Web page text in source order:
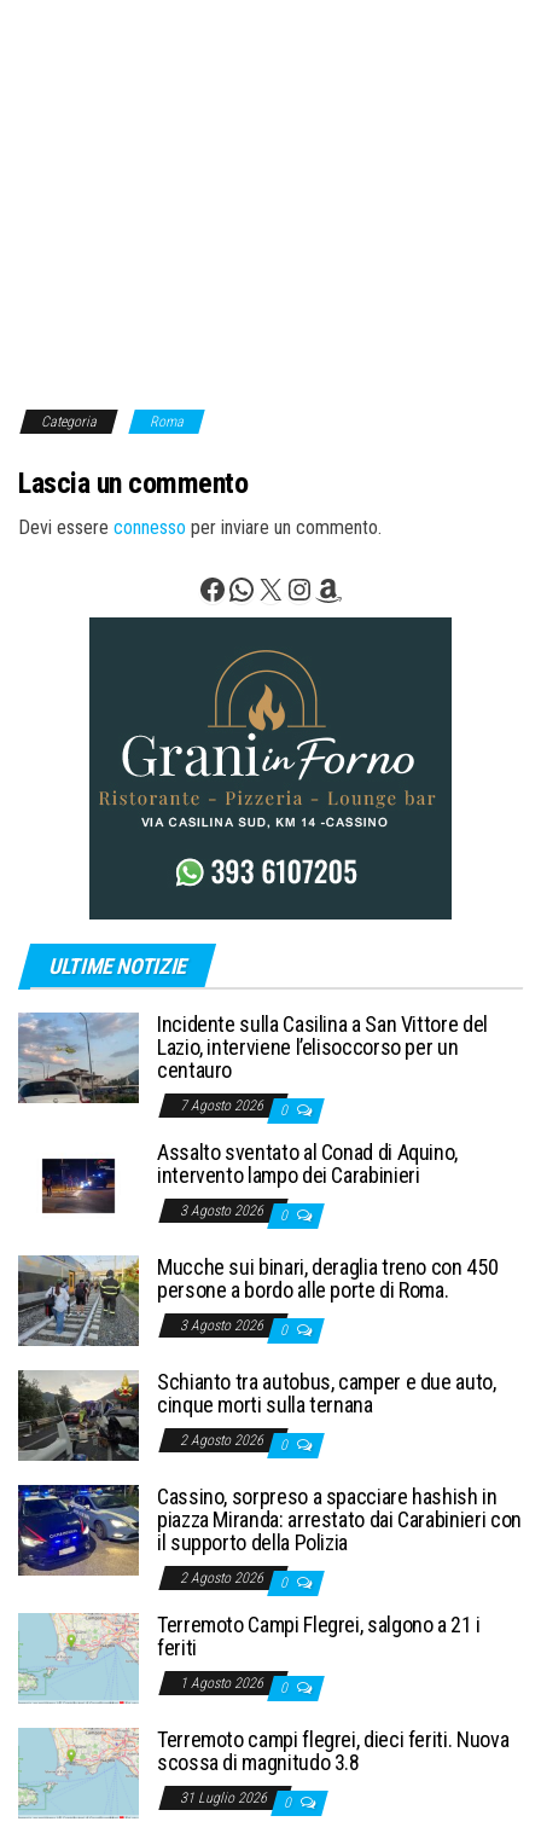
Categoria Roma
Lascia un commento
Devi essere connesso per inviare un commento.
Facebook
WhatsApp
X Instagram
Amazon
ULTIME NOTIZIE
Incidente sulla Casilina a San Vittore del
Lazio, interviene l’elisoccorso per un
centauro
7 Agosto 2026 0
Assalto sventato al Conad di Aquino,
intervento lampo dei Carabinieri
3 Agosto 2026 0
Mucche sui binari, deraglia treno con 450
persone a bordo alle porte di Roma.
3 Agosto 2026 0
Schianto tra autobus, camper e due auto,
cinque morti sulla ternana
2 Agosto 2026 0
Cassino, sorpreso a spacciare hashish in
piazza Miranda: arrestato dai Carabinieri con
il supporto della Polizia
2 Agosto 2026 0
Terremoto Campi Flegrei, salgono a 21 i
feriti
1 Agosto 2026 0
Terremoto campi flegrei, dieci feriti. Nuova
scossa di magnitudo 3.8
31 Luglio 2026 0